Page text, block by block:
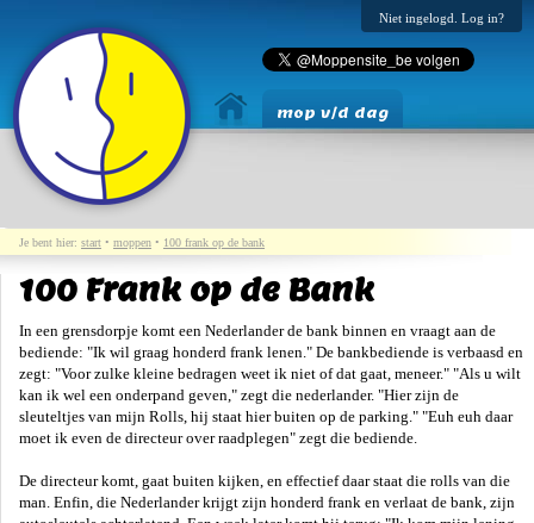
Niet ingelogd. Log in?
mop v/d dag
Je bent hier: start • moppen • 100 frank op de bank
100 Frank op de Bank
In een grensdorpje komt een Nederlander de bank binnen en vraagt aan de
bediende: "Ik wil graag honderd frank lenen." De bankbediende is verbaasd en
zegt: "Voor zulke kleine bedragen weet ik niet of dat gaat, meneer." "Als u wilt
kan ik wel een onderpand geven," zegt die nederlander. "Hier zijn de
sleuteltjes van mijn Rolls, hij staat hier buiten op de parking." "Euh euh daar
moet ik even de directeur over raadplegen" zegt die bediende.
De directeur komt, gaat buiten kijken, en effectief daar staat die rolls van die
man. Enfin, die Nederlander krijgt zijn honderd frank en verlaat de bank, zijn